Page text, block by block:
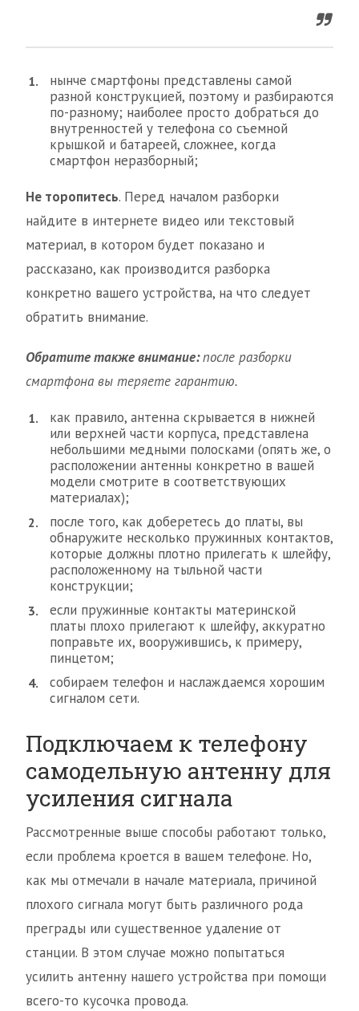
нынче смартфоны представлены самой
разной конструкцией, поэтому и разбираются
по-разному; наиболее просто добраться до
внутренностей у телефона со съемной
крышкой и батареей, сложнее, когда
смартфон неразборный;
Не торопитесь. Перед началом разборки
найдите в интернете видео или текстовый
материал, в котором будет показано и
рассказано, как производится разборка
конкретно вашего устройства, на что следует
обратить внимание.
Обратите также внимание:после разборки
смартфона вы теряете гарантию.
как правило, антенна скрывается в нижней
или верхней части корпуса, представлена
небольшими медными полосками (опять же, о
расположении антенны конкретно в вашей
модели смотрите в соответствующих
материалах);
после того, как доберетесь до платы, вы
обнаружите несколько пружинных контактов,
которые должны плотно прилегать к шлейфу,
расположенному на тыльной части
конструкции;
если пружинные контакты материнской
платы плохо прилегают к шлейфу, аккуратно
поправьте их, вооружившись, к примеру,
пинцетом;
собираем телефон и наслаждаемся хорошим
сигналом сети.
Подключаем к телефону
самодельную антенну для
усиления сигнала
Рассмотренные выше способы работают только,
если проблема кроется в вашем телефоне. Но,
как мы отмечали в начале материала, причиной
плохого сигнала могут быть различного рода
преграды или существенное удаление от
станции. В этом случае можно попытаться
усилить антенну нашего устройства при помощи
всего-то кусочка провода.